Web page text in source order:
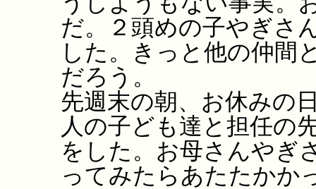
だ。２頭めの子やぎさ
した。きっと他の仲間
だろう。
先週末の朝、お休みの
人の子ども達と担任の
をした。お母さんやぎ
ってみたらあたたかか